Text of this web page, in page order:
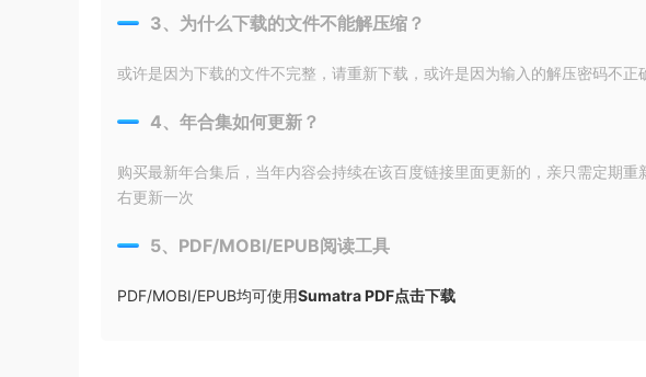
3、为什么下载的文件不能解压缩？
或许是因为下载的文件不完整，请重新下载，或许是因为输入的解压密码不
4、年合集如何更新？
购买最新年合集后，当年内容会持续在该百度链接里面更新的，亲只需定期
右更新一次
5、PDF/MOBI/EPUB阅读工具
PDF/MOBI/EPUB均可使用Sumatra PDF点击下载